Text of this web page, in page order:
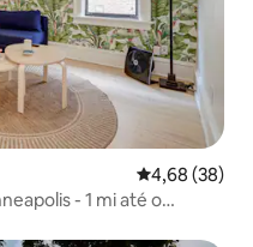
4,68 de uma
4,68 (38)
- 1 mi até o